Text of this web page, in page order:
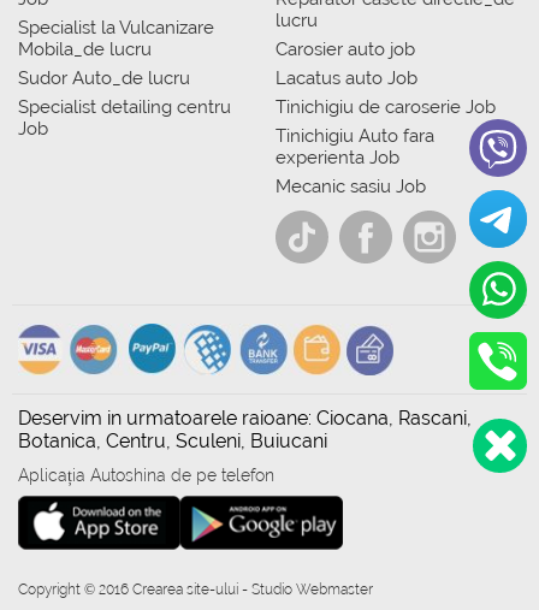
Specialist la Vulcanizare
Mobila_de lucru
Sudor Auto_de lucru
Specialist detailing centru
Job
lucru
Carosier auto job
Lacatus auto Job
Tinichigiu de caroserie Job
Tinichigiu Auto fara
experienta Job
Mecanic sasiu Job
Deservim in urmatoarele raioane: Ciocana, Rascani,
Botanica, Centru, Sculeni, Buiucani
Aplicația Autoshina de pe telefon
Copyright © 2016 Crearea site-ului - Studio Webmaster